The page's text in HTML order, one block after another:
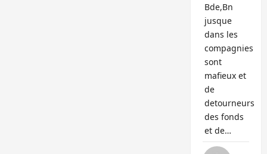
Bde,Bn
jusque
dans les
compagnies
sont
mafieux et
de
detourneurs
des fonds
et de…